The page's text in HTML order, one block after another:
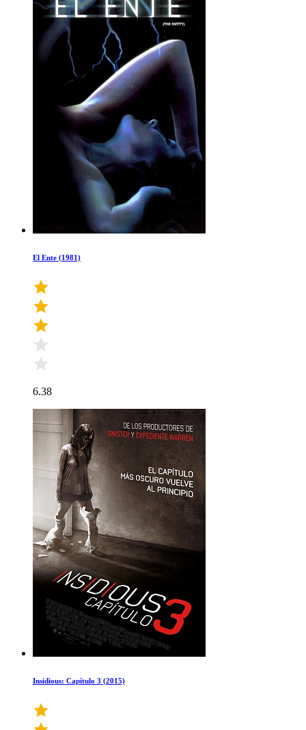
El Ente (1981)
6.38
Insidious: Capítulo 3 (2015)